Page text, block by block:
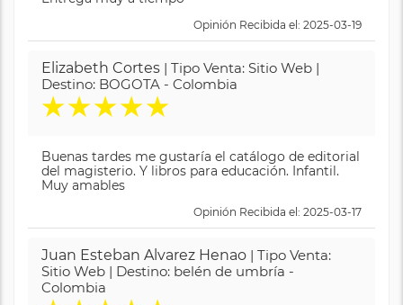
Opinión Recibida el: 2025-03-19
Elizabeth Cortes | Tipo Venta: Sitio Web |
Destino: BOGOTA - Colombia
★★★★★
Buenas tardes me gustaría el catálogo de editorial
del magisterio. Y libros para educación. Infantil.
Muy amables
Opinión Recibida el: 2025-03-17
Juan Esteban Alvarez Henao | Tipo Venta:
Sitio Web | Destino: belén de umbría -
Colombia